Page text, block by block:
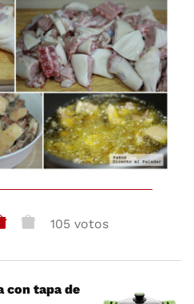
105 votos
con tapa de